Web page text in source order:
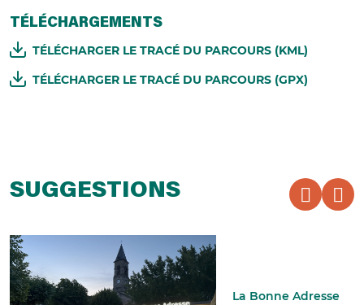
TÉLÉCHARGEMENTS
TÉLÉCHARGER LE TRACÉ DU PARCOURS (KML)
TÉLÉCHARGER LE TRACÉ DU PARCOURS (GPX)
SUGGESTIONS
La Bonne Adresse